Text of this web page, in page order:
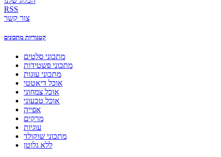
RSS
צור קשר
קטגוריות מתכונים
מתכוני סלטים
מתכוני פשטידות
מתכוני עוגות
אוכל דיאטטי
אוכל צמחוני
אוכל טבעוני
אפייה
מרקים
עוגיות
מתכוני שוקולד
ללא גלוטן